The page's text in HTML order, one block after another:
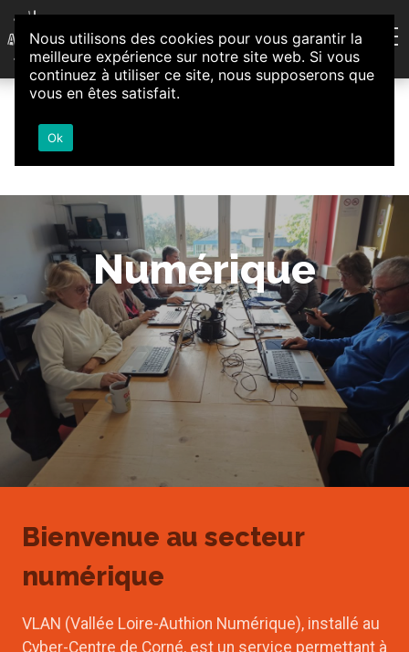
Aller au contenu
Association d'Animation et d'Initiatives Citoyennes
Loire-Authion
Numérique
Bienvenue au secteur
numérique
VLAN (Vallée Loire-Authion Numérique), installé au
Cyber-Centre de Corné, est un service permettant à
Nous utilisons des cookies pour vous garantir la
meilleure expérience sur notre site web. Si vous
continuez à utiliser ce site, nous supposerons que
vous en êtes satisfait.
Ok